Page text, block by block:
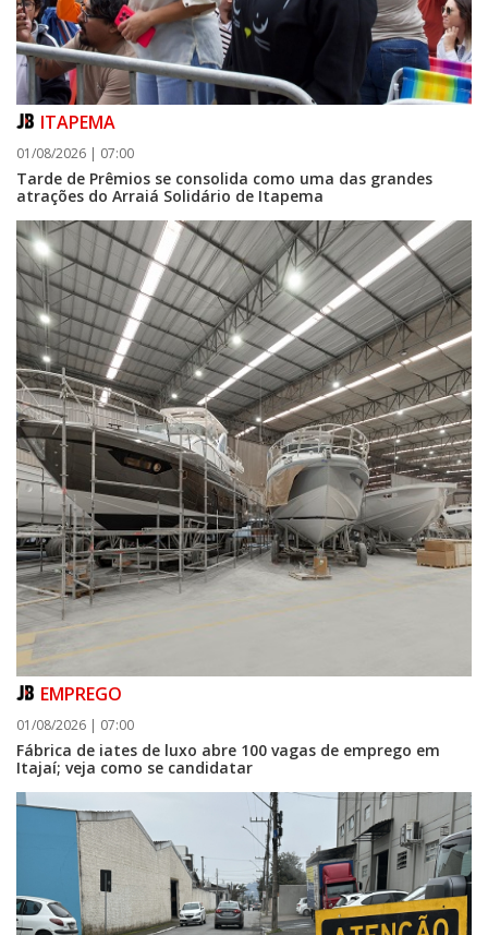
07/08/2026 | 07:00
FMEL convoca atletas para reunião preparatória do Parajasc
ITAPEMA
01/08/2026 | 07:00
Tarde de Prêmios se consolida como uma das grandes
atrações do Arraiá Solidário de Itapema
EMPREGO
01/08/2026 | 07:00
Fábrica de iates de luxo abre 100 vagas de emprego em
Itajaí; veja como se candidatar